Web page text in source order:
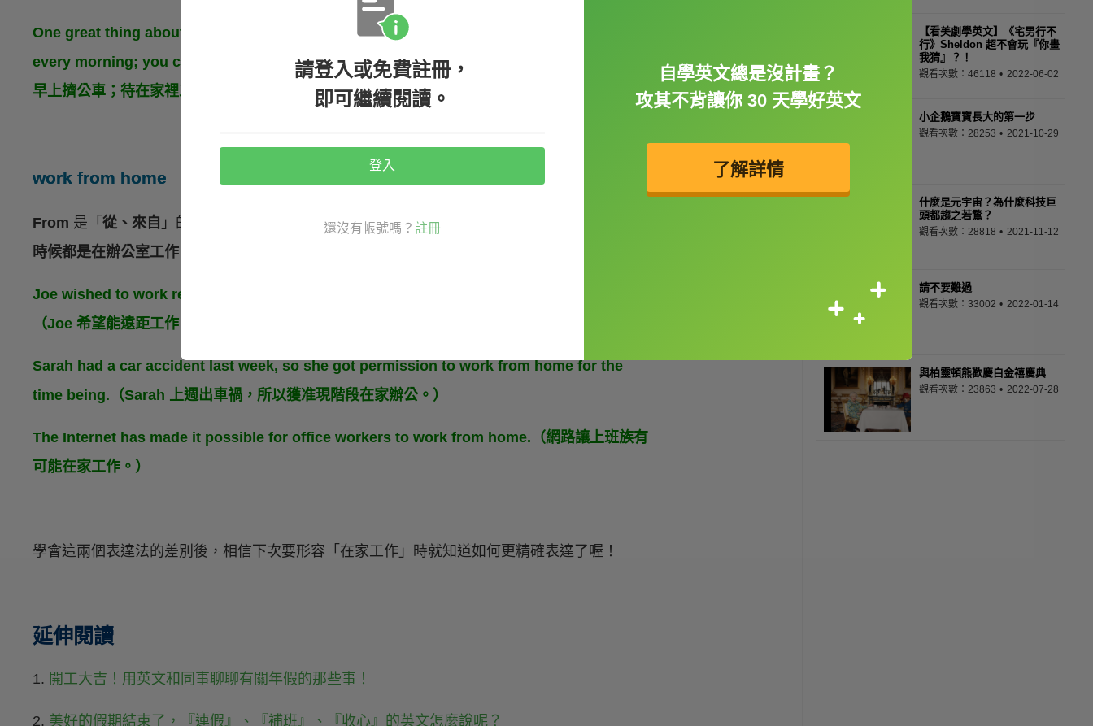
One great thing about being a freelancer is that you don’t have to squeeze into buses
every morning; you could simply work at home.（當自由工作者的一個好處是你不需要每天
早上擠公車；待在家裡工作就可以了。）
work from home
From 是「 從、來自 」的意思， work from home隱含的意思是這個人「
時候都是在辦公室工作，只是當下的辦公地點正好在家中
Joe wished to work remotely, saying he could be more productive working from home.
（Joe 希望能遠距工作，他說他在家中工作會更有生產力。）
Sarah had a car accident last week, so she got permission to work from home for the
time being.（Sarah 上週出車禍，所以獲准現階段在家辦公。）
The Internet has made it possible for office workers to work from home.（網路讓上班族有
可能在家工作。）
學會這兩個表達法的差別後，相信下次要形容「在家工作」時就知道如何更精確表達了喔！
延伸閱讀
1. 開工大吉！用英文和同事聊聊有關年假的那些事！
2. 美好的假期結束了，『連假』、『補班』、『收心』的英文怎麼說呢？
【看美劇學英文】《宅男行不
行》Sheldon 超不會玩『你畫
我猜』？！
觀看次數：46118 2022-06-02
小企鵝寶寶長大的第一步
觀看次數：28253 2021-10-29
什麼是元宇宙？為什麼科技巨
頭都趨之若鶩？
觀看次數：28818 2021-11-12
請不要難過
觀看次數：33002 2022-01-14
與柏靈頓熊歡慶白金禧慶典
觀看次數：23863 2022-07-28
請登入或免費註冊，
即可繼續閱讀。
登入
還沒有帳號嗎？ 註冊
自學英文總是沒計畫？
攻其不背讓你 30 天學好英文
了解詳情